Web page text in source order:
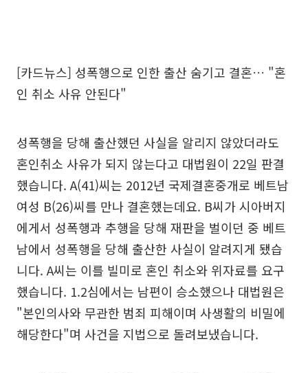
[카드뉴스] 성폭행으로 인한 출산 숨기고 결혼… "혼
인 취소 사유 안된다"
성폭행을 당해 출산했던 사실을 알리지 않았더라도
혼인취소 사유가 되지 않는다고 대법원이 22일 판결
했습니다. A(41)씨는 2012년 국제결혼중개로 베트남
여성 B(26)씨를 만나 결혼했는데요. B씨가 시아버지
에게서 성폭행과 추행을 당해 재판을 벌이던 중 베트
남에서 성폭행을 당해 출산한 사실이 알려지게 됐습
니다. A씨는 이를 빌미로 혼인 취소와 위자료를 요구
했습니다. 1.2심에서는 남편이 승소했으나 대법원은
"본인의사와 무관한 범죄 피해이며 사생활의 비밀에
해당한다"며 사건을 지법으로 돌려보냈습니다.